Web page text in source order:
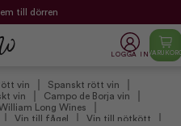
till dörren
LOGGA IN
vin
Spanskt rött vin
vin
Campo de Borja vin
Long Wines
Vin till fågel
Vin till nötkött